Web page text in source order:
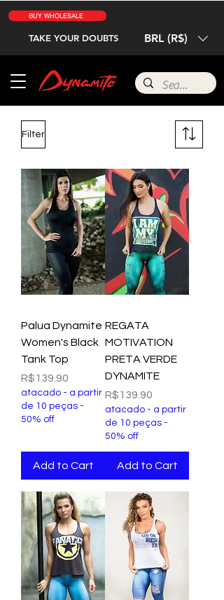
BUY WHOLESALE
TAKE YOUR DOUBTS BRL (R$)
Filter
Palua Dynamite
Women's Black
Tank Top
Price
R$139.90
atacado - a partir
de 10 peças -
50% off
Add to Cart
REGATA
MOTIVATION
PRETA VERDE
DYNAMITE
Price
R$139.90
atacado - a partir
de 10 peças -
50% off
Add to Cart